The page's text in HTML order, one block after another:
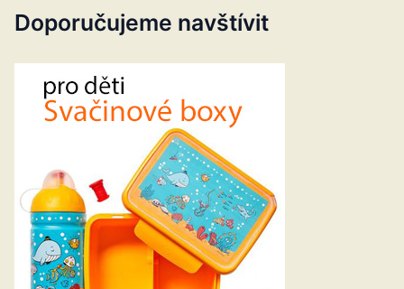
Doporučujeme navštívit